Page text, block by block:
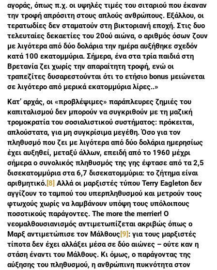
αγοράς, όπως π.χ. οι υψηλές τιμές του σιταριού που έκαναν
την τροφή απρόσιτη στους απλούς ανθρώπους. Εξάλλου, οι
τερατωδίες δεν σταματούν στη βικτοριανή εποχή. Στις δυο
τελευταίες δεκαετίες του 20ού αιώνα, ο αριθμός όσων ζουν
με λιγότερα από δύο δολάρια την ημέρα αυξήθηκε σχεδόν
κατά 100 εκατομμύρια. Σήμερα, ένα στα τρία παιδιά στη
Βρετανία ζει χωρίς την απαραίτητη τροφή, ενώ οι
τραπεζίτες δυσαρεστούνται ότι το ετήσιο bonus μειώνεται
σε λιγότερο από μερικά εκατομμύρια λίρες..»
Κατ’ αρχάς, οι «προβλέψιμες» παράπλευρες ζημιές του
καπιταλισμού δεν μπορούν να συγκριθούν με τη μαζική
τρομοκρατία του σοσιαλιστικού συστήματος: πρόκειται,
απλούστατα, για μη συγκρίσιμα μεγέθη. Όσο για τον
πληθυσμό που ζει με λιγότερα από δύο δολάρια ημερησίως
έχει αυξηθεί, μεταξύ άλλων, επειδή από το 1960 μέχρι
σήμερα ο συνολικός πληθυσμός της γης έφτασε από τα 2,5
δισεκατομμύρια στα 6,7 δισεκατομμύρια: το ζήτημα είναι
αριθμητικό.[8] Αλλά οι μαρξιστές τύπου Terry Eagleton δεν
αγγίζουν το ταμπού του υπερπληθυσμού και μετρούν τους
φτωχούς χωρίς να λαμβάνουν υπόψη τους υπόλοιπους
ποσοτικούς παράγοντες. The more the merrier! Ο
νεομαλθουσιανισμός αντιμετωπίζεται ακριβώς όπως ο
Μαρξ αντιμετώπισε τον Μάλθους[9]: για τους μαρξιστές
τίποτα δεν έχει αλλάξει μέσα σε δύο αιώνες – ούτε καν η
στάση έναντι του Μάλθους. Κι όμως, ο παράγοντας της
αύξησης του πληθυσμού, η ανθρώπινη πυκνότητα στον